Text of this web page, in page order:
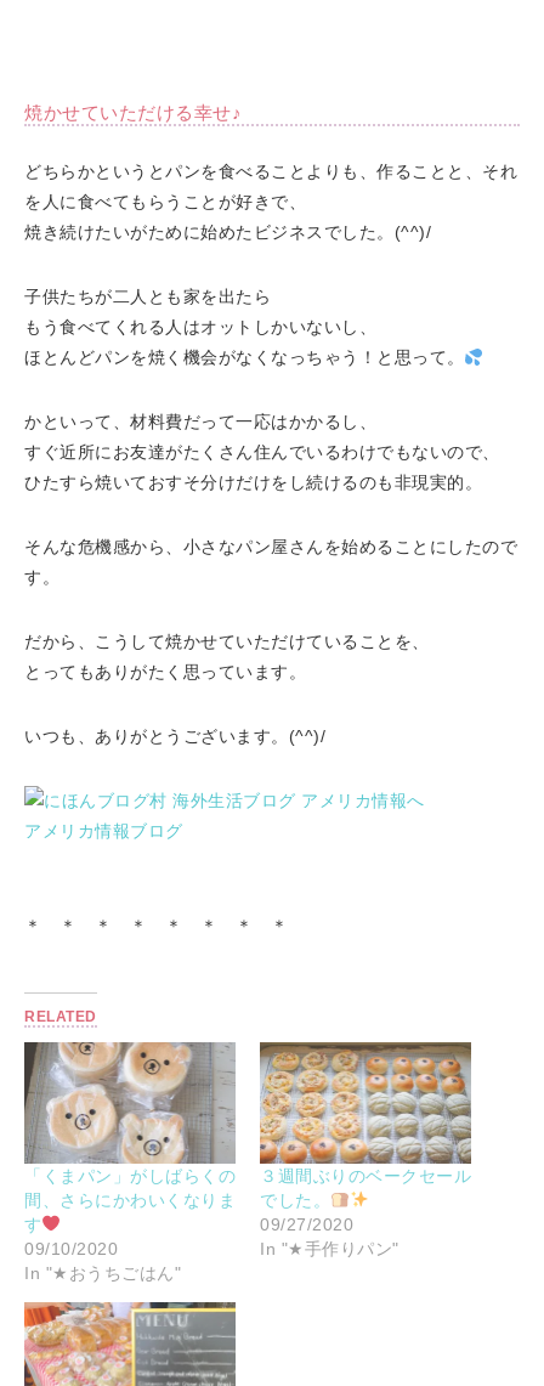
焼かせていただける幸せ♪
どちらかというとパンを食べることよりも、作ることと、それ
を人に食べてもらうことが好きで、
焼き続けたいがために始めたビジネスでした。(^^)/
子供たちが二人とも家を出たら
もう食べてくれる人はオットしかいないし、
ほとんどパンを焼く機会がなくなっちゃう！と思って。
かといって、材料費だって一応はかかるし、
すぐ近所にお友達がたくさん住んでいるわけでもないので、
ひたすら焼いておすそ分けだけをし続けるのも非現実的。
そんな危機感から、小さなパン屋さんを始めることにしたので
す。
だから、こうして焼かせていただけていることを、
とってもありがたく思っています。
いつも、ありがとうございます。(^^)/
アメリカ情報ブログ
＊ ＊ ＊ ＊ ＊ ＊ ＊ ＊
RELATED
「くまパン」がしばらくの
間、さらにかわいくなりま
す
09/10/2020
In "★おうちごはん"
３週間ぶりのベークセール
でした。
09/27/2020
In "★手作りパン"